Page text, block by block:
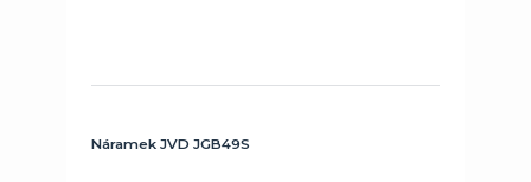
Náramek JVD JGB49S